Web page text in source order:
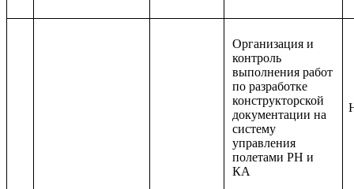
Организация и
контроль
выполнения работ
по разработке
конструкторской
документации на
систему
управления
полетами РН и
КА